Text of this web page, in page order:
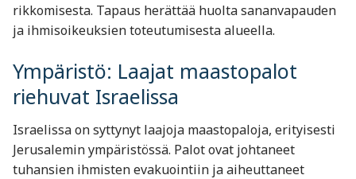
rikkomisesta. Tapaus herättää huolta sananvapauden
ja ihmisoikeuksien toteutumisesta alueella.
Ympäristö: Laajat maastopalot
riehuvat Israelissa
Israelissa on syttynyt laajoja maastopaloja, erityisesti
Jerusalemin ympäristössä. Palot ovat johtaneet
tuhansien ihmisten evakuointiin ja aiheuttaneet